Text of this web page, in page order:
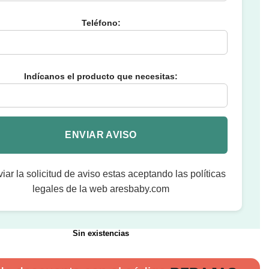
Teléfono:
Indícanos el producto que necesitas:
la solicitud de aviso estas aceptando las políticas
legales de la web aresbaby.com
Sin existencias